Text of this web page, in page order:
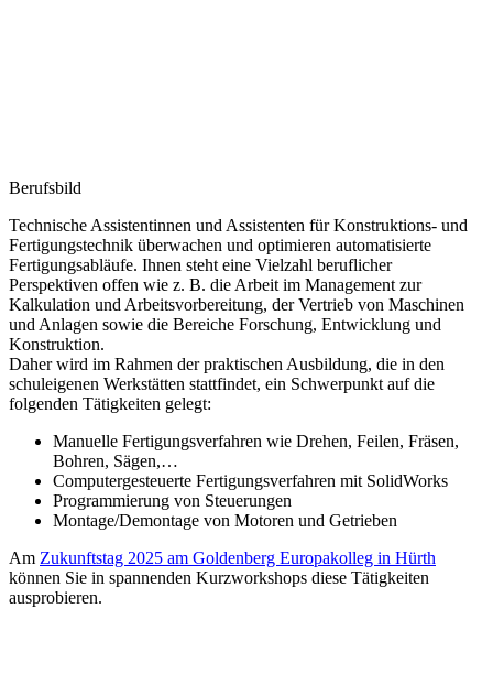
Berufsbild
Technische Assistentinnen und Assistenten für Konstruktions- und
Fertigungstechnik überwachen und optimieren automatisierte
Fertigungsabläufe. Ihnen steht eine Vielzahl beruflicher
Perspektiven offen wie z. B. die Arbeit im Management zur
Kalkulation und Arbeitsvorbereitung, der Vertrieb von Maschinen
und Anlagen sowie die Bereiche Forschung, Entwicklung und
Konstruktion.
Daher wird im Rahmen der praktischen Ausbildung, die in den
schuleigenen Werkstätten stattfindet, ein Schwerpunkt auf die
folgenden Tätigkeiten gelegt:
Manuelle Fertigungsverfahren wie Drehen, Feilen, Fräsen,
Bohren, Sägen,…
Computergesteuerte Fertigungsverfahren mit SolidWorks
Programmierung von Steuerungen
Montage/Demontage von Motoren und Getrieben
Am Zukunftstag 2025 am Goldenberg Europakolleg in Hürth
können Sie in spannenden Kurzworkshops diese Tätigkeiten
ausprobieren.